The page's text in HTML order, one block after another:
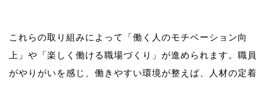
これらの取り組みによって「働く人のモチベーション向
上」や「楽しく働ける職場づくり」が進められます。職員
がやりがいを感じ、働きやすい環境が整えば、人材の定着